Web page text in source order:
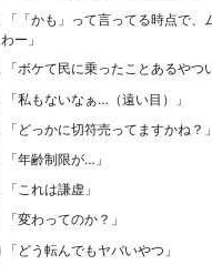
「 「かも」って言ってる時点で
わー 」
「ボケて民に乗ったことあるやつ
「私もないなぁ…（遠い目）
」
「 どっかに切符売ってますかね？ 」
「年齢制限が… 」
「これは謙虚 」
「変わってのか？ 」
「 どう転んでもヤバいやつ 」